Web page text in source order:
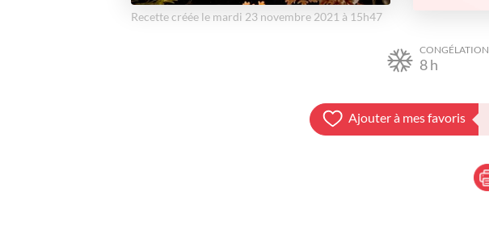
Recette créée le mardi 23 novembre 2021 à 15h47
CONGÉLATION
8h
Ajouter à mes favoris